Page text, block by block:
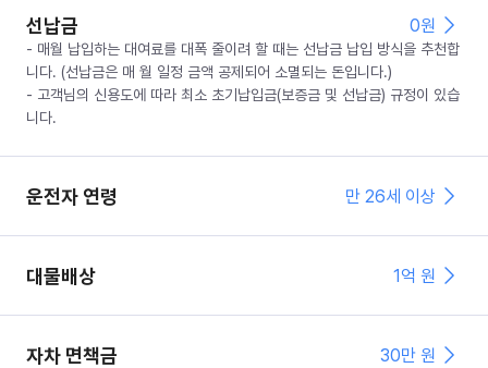
선납금 0원
- 매월 납입하는 대여료를 대폭 줄이려 할 때는 선납금 납입 방식을 추천합
니다. (선납금은 매 월 일정 금액 공제되어 소멸되는 돈입니다.)
- 고객님의 신용도에 따라 최소 초기납입금(보증금 및 선납금) 규정이 있습
니다.
운전자 연령 만 26세 이상
대물배상 1억 원
자차 면책금 30만 원